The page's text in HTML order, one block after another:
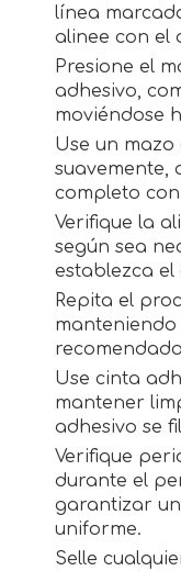
línea
alinee con el
Presione el
adhesivo,
moviéndose
Use un
suavemente,
completo
Verifique la
según sea
establezca el
Repita el
Use cinta
mantener
adhesivo se
Verifique
durante el
garantizar
uniforme.
Selle